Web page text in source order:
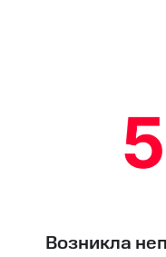
Возникла